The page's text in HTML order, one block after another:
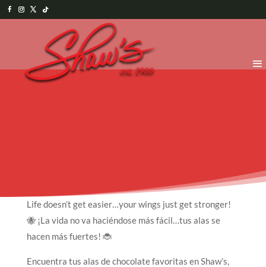
Life doesn’t get easier…your wings just get stronger!
🐝 ¡La vida no va haciéndose más fácil…tus alas se
hacen más fuertes! 🐞
Encuentra tus alas de chocolate favoritas en Shaw’s,